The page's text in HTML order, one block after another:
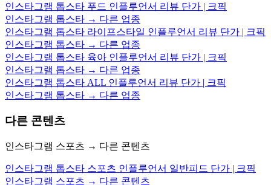
인스타그램 톱스타 푸드 인플루언서 리뷰 단가 | 크픽
인스타그램 톱스타 → 다른 업종
인스타그램 톱스타 라이프스타일 인플루언서 리뷰 단가 | 크픽
인스타그램 톱스타 → 다른 업종
인스타그램 톱스타 육아 인플루언서 리뷰 단가 | 크픽
인스타그램 톱스타 → 다른 업종
인스타그램 톱스타 ALL 인플루언서 리뷰 단가 | 크픽
인스타그램 톱스타 → 다른 업종
다른 콘텐츠
인스타그램 스포츠 → 다른 콘텐츠
인스타그램 톱스타 스포츠 인플루언서 일반피드 단가 | 크픽
인스타그램 스포츠 → 다른 콘텐츠